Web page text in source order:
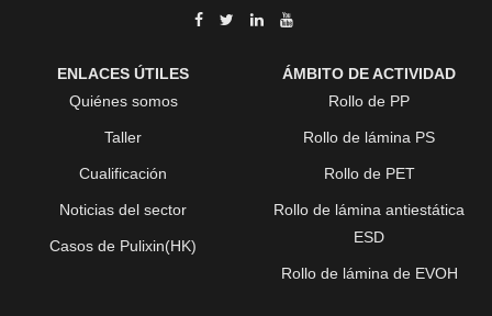
ENLACES ÚTILES
Quiénes somos
Taller
Cualificación
Noticias del sector
Casos de Pulixin(HK)
ÁMBITO DE ACTIVIDAD
Rollo de PP
Rollo de lámina PS
Rollo de PET
Rollo de lámina antiestática
ESD
Rollo de lámina de EVOH